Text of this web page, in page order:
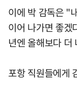
이에 박 감독은 "
이어 나가면 좋
년엔 올해보다
포항 직원들에게